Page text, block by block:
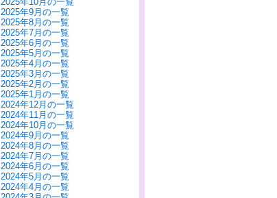
2025年9月の一覧
2025年8月の一覧
2025年7月の一覧
2025年6月の一覧
2025年5月の一覧
2025年4月の一覧
2025年3月の一覧
2025年2月の一覧
2025年1月の一覧
2024年12月の一覧
2024年11月の一覧
2024年10月の一覧
2024年9月の一覧
2024年8月の一覧
2024年7月の一覧
2024年6月の一覧
2024年5月の一覧
2024年4月の一覧